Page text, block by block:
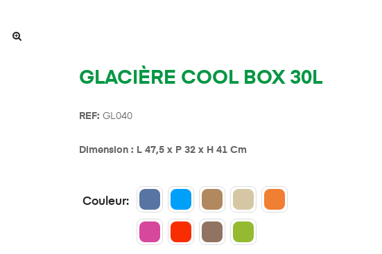
GLACIÈRE COOL BOX 30L
REF: GL040
Dimension : L 47,5 x P 32 x H 41 Cm
Couleur